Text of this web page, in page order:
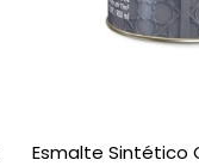
Esmalte Sintético